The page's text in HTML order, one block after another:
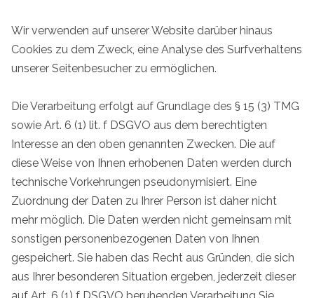
Wir verwenden auf unserer Website darüber hinaus
Cookies zu dem Zweck, eine Analyse des Surfverhaltens
unserer Seitenbesucher zu ermöglichen.
Die Verarbeitung erfolgt auf Grundlage des § 15 (3) TMG
sowie Art. 6 (1) lit. f DSGVO aus dem berechtigten
Interesse an den oben genannten Zwecken. Die auf
diese Weise von Ihnen erhobenen Daten werden durch
technische Vorkehrungen pseudonymisiert. Eine
Zuordnung der Daten zu Ihrer Person ist daher nicht
mehr möglich. Die Daten werden nicht gemeinsam mit
sonstigen personenbezogenen Daten von Ihnen
gespeichert. Sie haben das Recht aus Gründen, die sich
aus Ihrer besonderen Situation ergeben, jederzeit dieser